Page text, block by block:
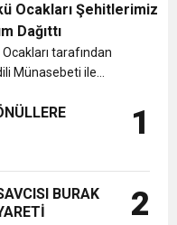
işleminin sadece
yapanlara yönelik
Ocakları Şehitlerimiz
Dağıttı
tarafından
Münasebeti ile
27 Şubat 2020
1
BURAK
2